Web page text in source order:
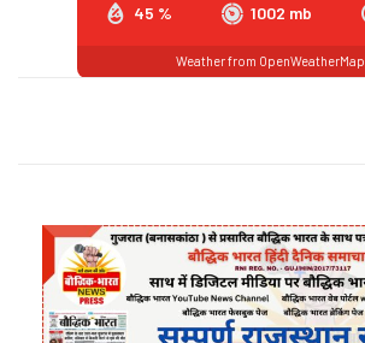
45 % 1002 mb
Weather from OpenWeatherMap